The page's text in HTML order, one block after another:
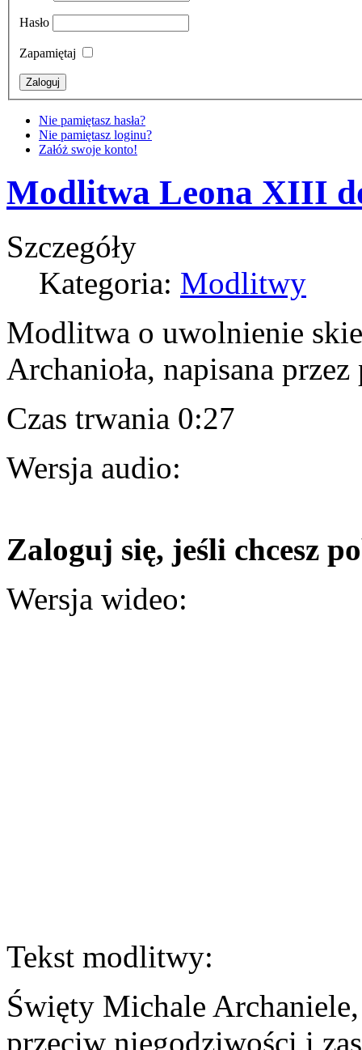
Hasło
Zapamiętaj
Nie pamiętasz hasła?
Nie pamiętasz loginu?
Załóż swoje konto!
Modlitwa Leona XIII
Szczegóły
Kategoria: Modlitwy
Modlitwa o uwolnienie
Archanioła, napisana
Czas trwania 0:27
Wersja audio:
Zaloguj się, jeśli chcesz
Wersja wideo:
Tekst modlitwy:
Święty Michale
przeciw niegodziwości i